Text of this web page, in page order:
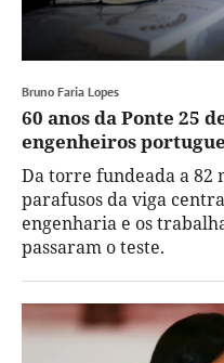
Bruno Faria Lopes
60 anos da Ponte 25
engenheiros
Da torre fundeada a 82
parafusos da viga
engenharia e os
passaram o teste.